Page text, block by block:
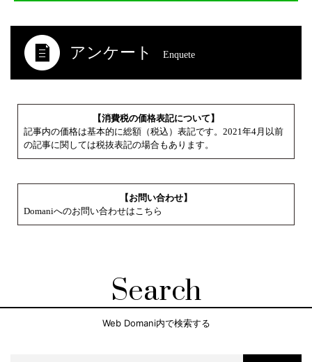
アンケート Enquete
【消費税の価格表記について】
記事内の価格は基本的に総額（税込）表記です。2021年4月以前
の記事に関しては税抜表記の場合もあります。
【お問い合わせ】
Domaniへのお問い合わせはこちら
Search
Web Domani内で検索する